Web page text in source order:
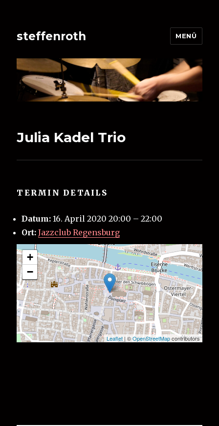
steffenroth MENÜ
Julia Kadel Trio
TERMIN DETAILS
Datum: 16. April 2020 20:00 –22:00
Ort: Jazzclub Regensburg
+
−
Leaflet| ©OpenStreetMapcontributors